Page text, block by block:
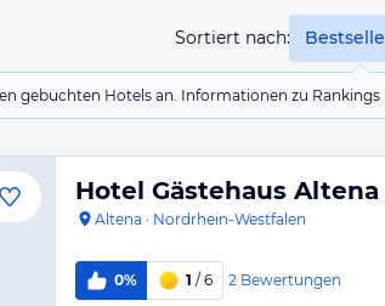
Sortiert nach:
gebuchten Hotels an. Informationen zu
Hotel Gästehaus Altena
Altena · Nordrhein-Westfalen
0% 1 / 6 2 Bewertungen